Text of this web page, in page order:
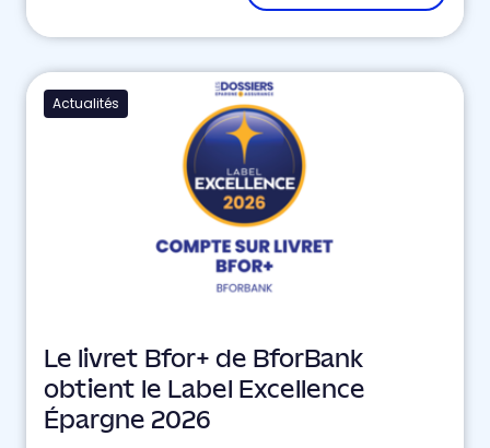
Actualités
Le livret Bfor+ de BforBank
obtient le Label Excellence
Épargne 2026